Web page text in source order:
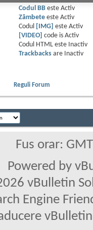
Codul BBeste Activ
Zâmbeteeste Activ
Codul
[IMG] este Activ
[VIDEO]
code is Activ
Codul HTML este
Inactiv
Trackbacksare
Inactiv
Reguli Forum
Fus orar:
Powered by
vBulletin
Engine